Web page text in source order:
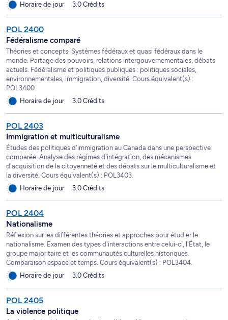
Horaire de jour
3.0 Crédits
POL 2400
Fédéralisme comparé
Théories et concepts. Systèmes fédéraux et quasi fédéraux dans le
monde. Partage des pouvoirs, relations intergouvernementales, débats
actuels. Fédéralisme et politiques publiques : politiques sociales,
environnementales, immigration, diversité. Cours équivalent(s) :
POL3400
Horaire de jour
3.0 Crédits
POL 2403
Immigration et multiculturalisme
Études des politiques d'immigration au Canada dans une perspective
comparée. Analyse des régimes d'intégration, des mécanismes
d'acquisition de la citoyenneté et des débats sur le multiculturalisme et
la diversité. Cours équivalent(s) : POL3403.
Horaire de jour
3.0 Crédits
POL 2404
Nationalisme
Réflexion sur les différentes théories et approches pour étudier le
nationalisme. Examen des types d'interactions entre celui-ci, l'État, le
groupe majoritaire et les communautés culturelles historiques.
Comparaison espace et temps. Cours équivalent(s) : POL3404.
Horaire de jour
3.0 Crédits
POL 2405
La violence politique